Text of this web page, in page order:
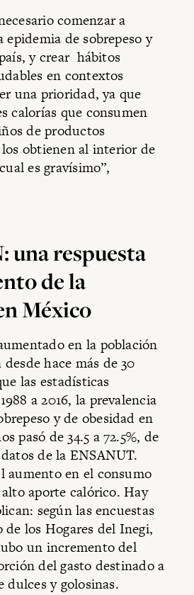
comenzar a
de sobrepeso y
y crear hábitos
en contextos
una prioridad, ya que
calorías que consumen
de productos
obtienen al interior de
es gravísimo”,
una respuesta
de la
México
en la población
hace más de 30
las estadísticas
a 2016, la prevalencia
y de obesidad en
pasó de 34.5 a 72.5%, de
de la ENSANUT.
aumento en el consumo
aporte calórico. Hay
según las encuestas
de los Hogares del Inegi,
un incremento del
del gasto destinado a
dulces y golosinas.